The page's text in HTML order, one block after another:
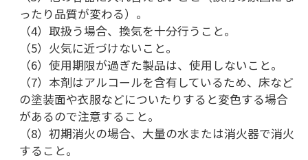
ったり品質が変わる）。
（4）取扱う場合、換気を十分行うこと。
（5）火気に近づけないこと。
（6）使用期限が過ぎた製品は、使用しないこと。
（7）本剤はアルコールを含有しているため、床など
の塗装面や衣服などについたりすると変色する場合
があるので注意すること。
（8）初期消火の場合、大量の水または消火器で消火
すること。